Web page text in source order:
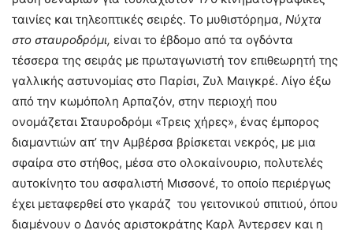
ταινίες και τηλεοπτικές σειρές. Το μυθιστόρημα, Νύχτα
στο σταυροδρόμι, είναι το έβδομο από τα ογδόντα
τέσσερα της σειράς με πρωταγωνιστή τον επιθεωρητή της
γαλλικής αστυνομίας στο Παρίσι, Ζυλ Μαιγκρέ. Λίγο έξω
από την κωμόπολη Αρπαζόν, στην περιοχή που
ονομάζεται Σταυροδρόμι «Τρεις χήρες», ένας έμπορος
διαμαντιών απ’ την Αμβέρσα βρίσκεται νεκρός, με μια
σφαίρα στο στήθος, μέσα στο ολοκαίνουριο, πολυτελές
αυτοκίνητο του ασφαλιστή Μισσονέ, το οποίο περιέργως
έχει μεταφερθεί στο γκαράζ του γειτονικού σπιτιού, όπου
διαμένουν ο Δανός αριστοκράτης Καρλ Άντερσεν και η